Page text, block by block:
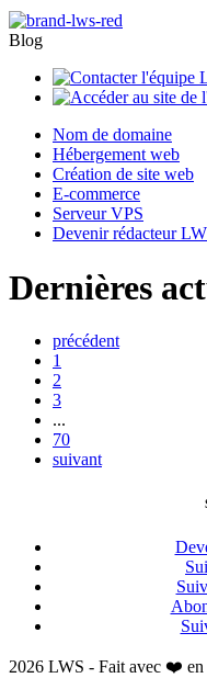
Blog
Nom de domaine
Hébergement web
Création de site web
E-commerce
Serveur VPS
Devenir rédacteur
Dernières
précédent
1
2
3
...
70
suivant
2026 LWS - Fait avec ❤️ en